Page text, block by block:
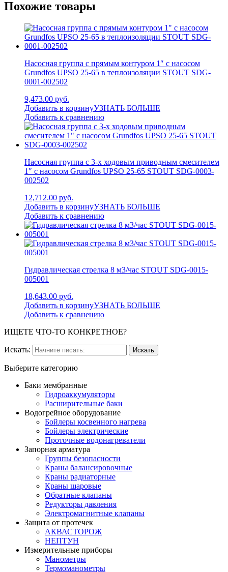
Похожие товары
Насосная группа с прямым контуром 1″ с насосом
Grundfos UPSO 25-65 в теплоизоляции STOUT SDG-
0001-002502
9,473.00 руб.
Добавить в корзинуУЗНАТЬ БОЛЬШЕ
Добавить к сравнению
Насосная группа с 3-х ходовым приводным смесителем
1″ с насосом Grundfos UPSO 25-65 STOUT SDG-0003-
002502
12,712.00 руб.
Добавить в корзинуУЗНАТЬ БОЛЬШЕ
Добавить к сравнению
Гидравлическая стрелка 8 м3/час STOUT SDG-0015-
005001
18,643.00 руб.
Добавить в корзинуУЗНАТЬ БОЛЬШЕ
Добавить к сравнению
ИЩЕТЕ ЧТО-ТО КОНКРЕТНОЕ?
Искать:
Выберите категорию
Баки мембранные
Гидроаккумуляторы
Расширительные баки
Водогрейное оборудование
Бойлеры косвенного нагрева
Бойлеры электрические
Проточные водонагреватели
Запорная арматура
Группы безопасности
Краны балансировочные
Краны радиаторные
Краны шаровые
Обратные клапаны
Редукторы давления
Электромагнитные клапаны
Защита от протечек
АКВАСТОРОЖ
НЕПТУН
Измерительные приборы
Манометры
Термоманометры